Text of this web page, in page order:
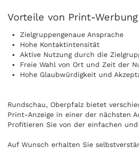
Vorteile von Print-
Zielgruppengenaue Ansprache
Hohe Kontaktintensität
Aktive Nutzung durch die
Freie Wahl von Ort und Zeit der
Hohe Glaubwürdigkeit und
Rundschau, Oberpfalz bietet
Print-Anzeige in einer der nächsten
Profitieren Sie von der einfachen
Auf Wunsch erhalten Sie